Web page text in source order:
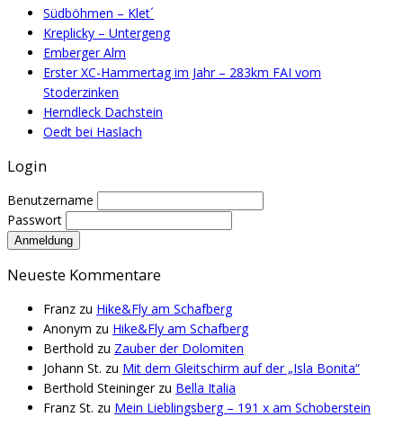
Südböhmen – Klet´
Kreplicky – Untergeng
Emberger Alm
Erster XC-Hammertag im Jahr – 283km FAI vom
Stoderzinken
Herndleck Dachstein
Oedt bei Haslach
Login
Benutzername
Passwort
Neueste Kommentare
Franz zu Hike&Fly am Schafberg
Anonym zu Hike&Fly am Schafberg
Berthold zu Zauber der Dolomiten
Johann St. zu Mit dem Gleitschirm auf der „Isla Bonita“
Berthold Steiningerzu Bella Italia
Franz St. zu Mein Lieblingsberg – 191 x am Schoberstein